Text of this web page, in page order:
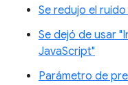
Se redujo el
Se dejó de usar
JavaScript"
Parámetro de